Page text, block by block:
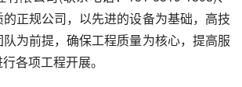
正规公司，以先进的设备为基础，高技
为前提，确保工程质量为核心，提高服
各项工程开展。